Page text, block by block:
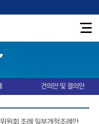
건의안 및 결의안
원회 조례 일부개정조례안